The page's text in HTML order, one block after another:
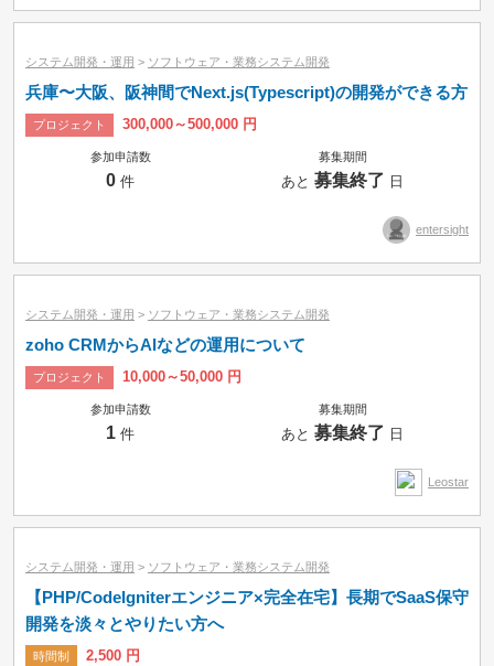
システム開発・運用 > ソフトウェア・業務システム開発
兵庫〜大阪、阪神間でNext.js(Typescript)の開発ができる方
プロジェクト 300,000～500,000 円
参加申請数
0 件
募集期間
あと募集終了 日
entersight
システム開発・運用 > ソフトウェア・業務システム開発
zoho CRMからAIなどの運用について
プロジェクト 10,000～50,000 円
参加申請数
1 件
募集期間
あと募集終了 日
Leostar
システム開発・運用 > ソフトウェア・業務システム開発
【PHP/CodeIgniterエンジニア×完全在宅】長期でSaaS保守
開発を淡々とやりたい方へ
時間制 2,500 円